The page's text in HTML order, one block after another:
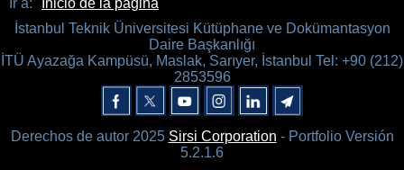
Ir a:
Inicio de la página
İstanbul Teknik Üniversitesi Kütüphane ve Dokümantasyon
Daire Başkanlığı
İTÜ Ayazağa Kampüsü, Maslak, Sarıyer, İstanbul Tel: +90 (212)
2853596
Derechos de autor 2025 Sirsi Corporation - Portfolio Versión
5.2.1.6